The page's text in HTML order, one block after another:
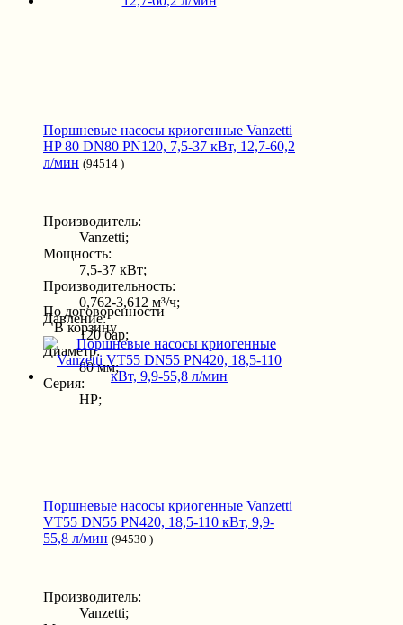
Поршневые насосы криогенные Vanzetti
HP 80 DN80 PN120, 7,5-37 кВт, 12,7-60,2
л/мин (94514 )
Производитель:
Vanzetti;
Мощность:
7,5-37 кВт;
Производительность:
0,762-3,612 м³/ч;
Давление:
120 бар;
Диаметр:
80 мм;
Серия:
HP;
По договоренности
В корзину
Поршневые насосы криогенные Vanzetti
VT55 DN55 PN420, 18,5-110 кВт, 9,9-
55,8 л/мин (94530 )
Производитель:
Vanzetti;